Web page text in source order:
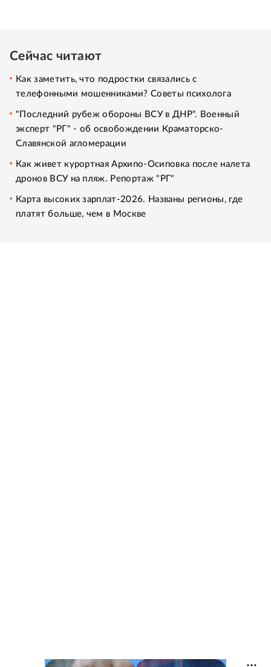
Сейчас читают
Как заметить, что подростки связались с
телефонными мошенниками? Советы психолога
"Последний рубеж обороны ВСУ в ДНР". Военный
эксперт "РГ" - об освобождении Краматорско-
Славянской агломерации
Как живет курортная Архипо-Осиповка после налета
дронов ВСУ на пляж. Репортаж "РГ"
Карта высоких зарплат-2026. Названы регионы, где
платят больше, чем в Москве